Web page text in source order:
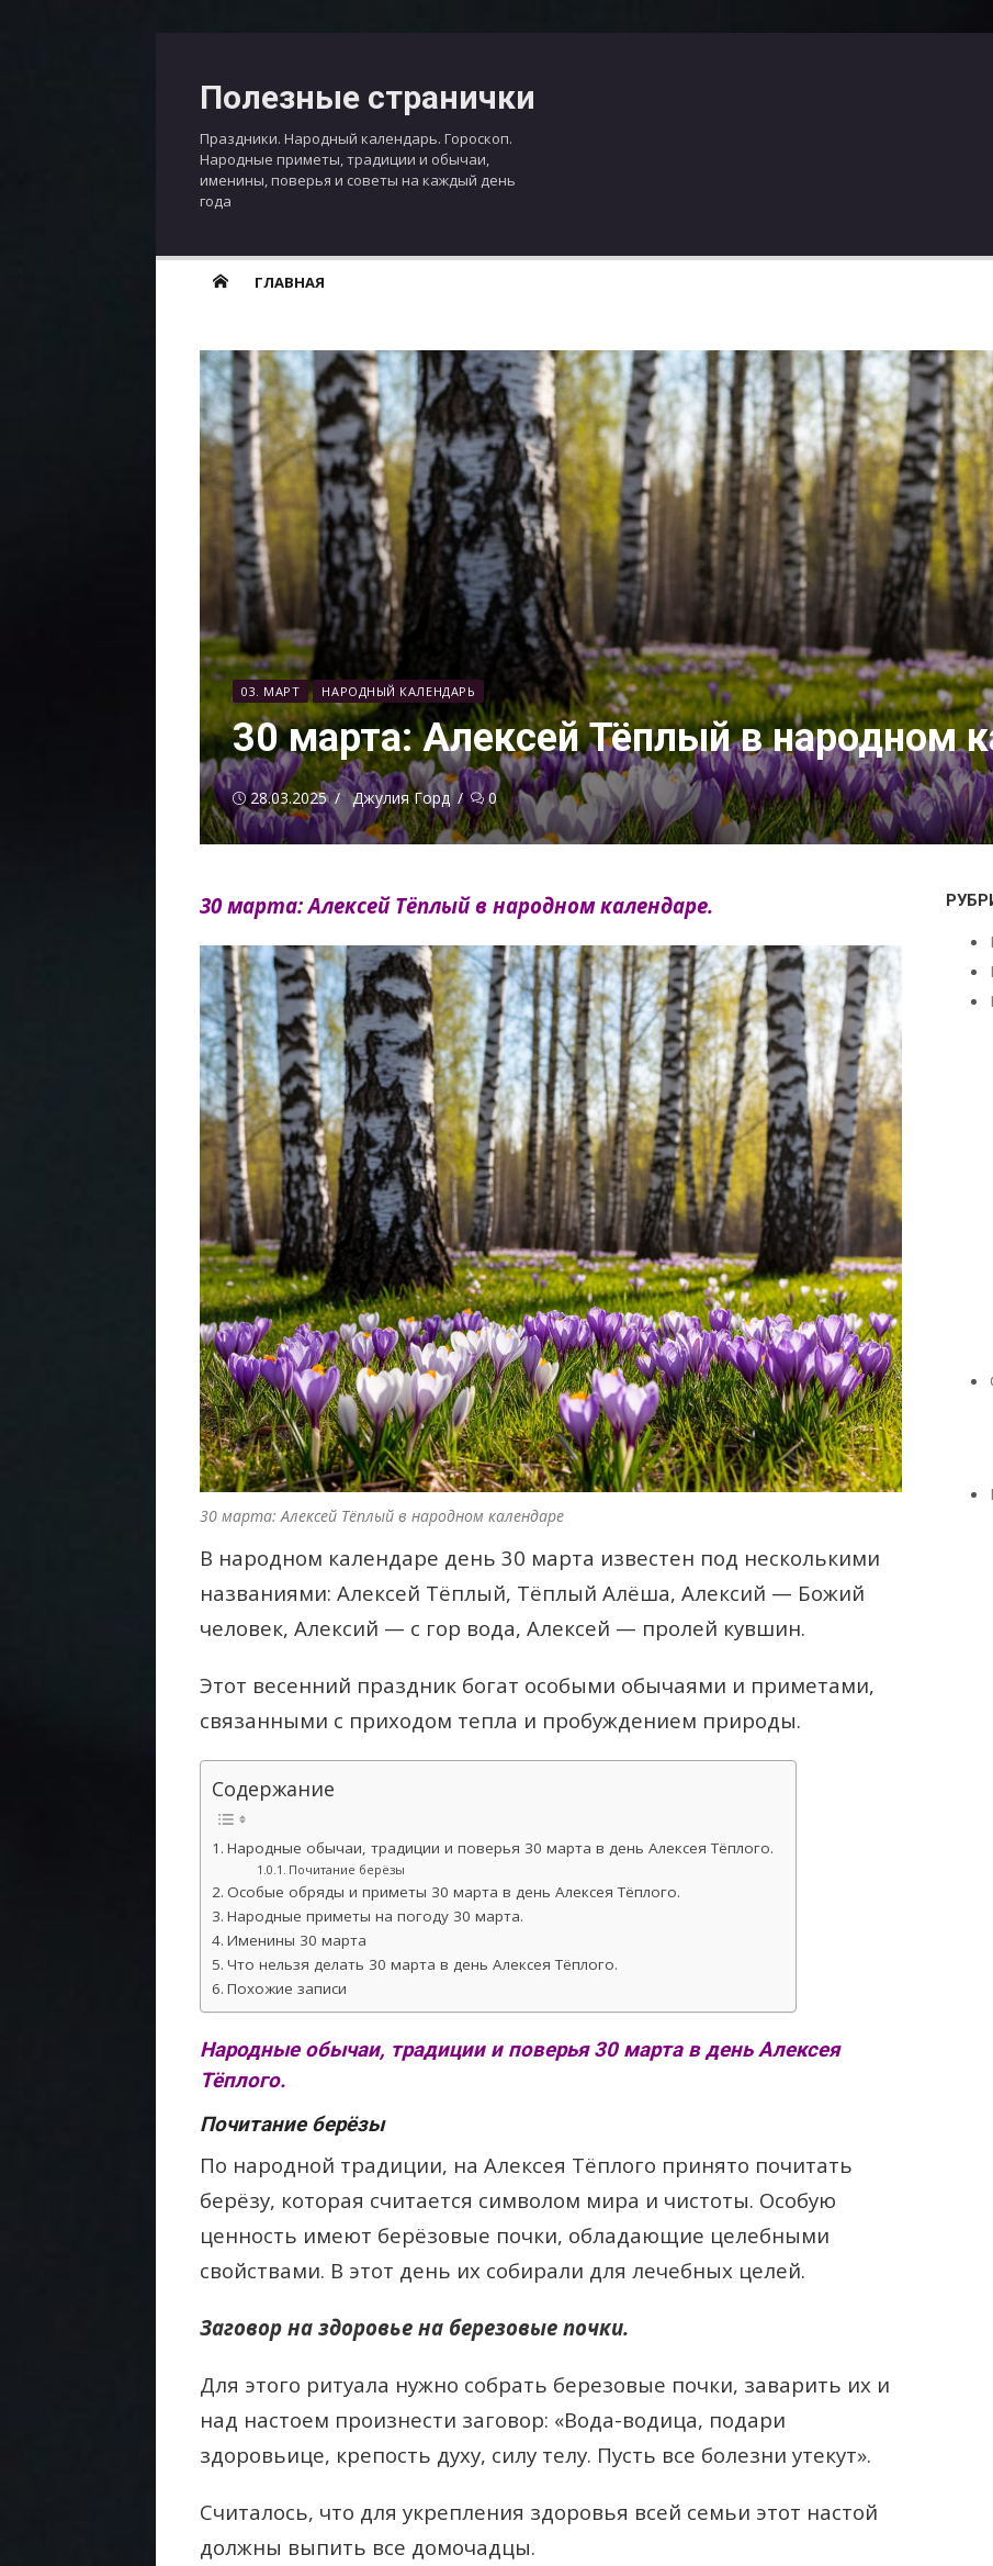
Полезные странички
Праздники. Народный календарь. Гороскоп.
Народные приметы, традиции и обычаи,
именины, поверья и советы на каждый день
года
ГЛАВНАЯ
03. МАРТ НАРОДНЫЙ КАЛЕНДАРЬ
30 марта: Алексей Тёплый в народном
Опубликовано
28.03.2025 Автор
Джулия Горд 0
30 марта: Алексей Тёплый в народном календаре.
30 марта: Алексей Тёплый в народном календаре
В народном календаре день 30 марта известен под несколькими
названиями: Алексей Тёплый, Тёплый Алёша, Алексий — Божий
человек, Алексий — с гор вода, Алексей — пролей кувшин.
Этот весенний праздник богат особыми обычаями и приметами,
связанными с приходом тепла и пробуждением природы.
Содержание
Народные обычаи, традиции и поверья 30 марта в день Алексея Тёплого.
Почитание берёзы
Особые обряды и приметы 30 марта в день Алексея Тёплого.
Народные приметы на погоду 30 марта.
Именины 30 марта
Что нельзя делать 30 марта в день Алексея Тёплого.
Похожие записи
Народные обычаи, традиции и поверья 30 марта в день Алексея
Тёплого.
Почитание берёзы
По народной традиции, на Алексея Тёплого принято почитать
берёзу, которая считается символом мира и чистоты. Особую
ценность имеют берёзовые почки, обладающие целебными
свойствами. В этот день их собирали для лечебных целей.
Заговор на здоровье на березовые почки.
Для этого ритуала нужно собрать березовые почки, заварить их и
над настоем произнести заговор: «Вода-водица, подари
здоровьице, крепость духу, силу телу. Пусть все болезни утекут».
Считалось, что для укрепления здоровья всей семьи этот настой
должны выпить все домочадцы.